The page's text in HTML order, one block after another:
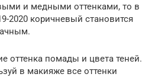
и медными оттенками, то в
2020 коричневый становится
оттенка помады и цвета теней.
в макияже все оттенки